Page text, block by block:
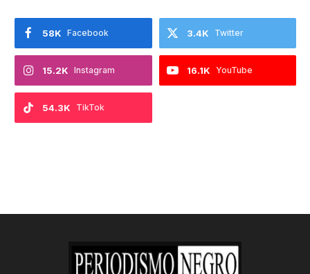
Facebook
58K Twitter
3.4K
Instagram
15.2K YouTube
16.1K
TikTok
54.3K